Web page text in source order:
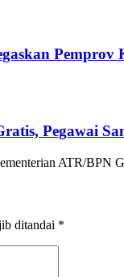
Pegawai
ATR/BPN
ditandai *